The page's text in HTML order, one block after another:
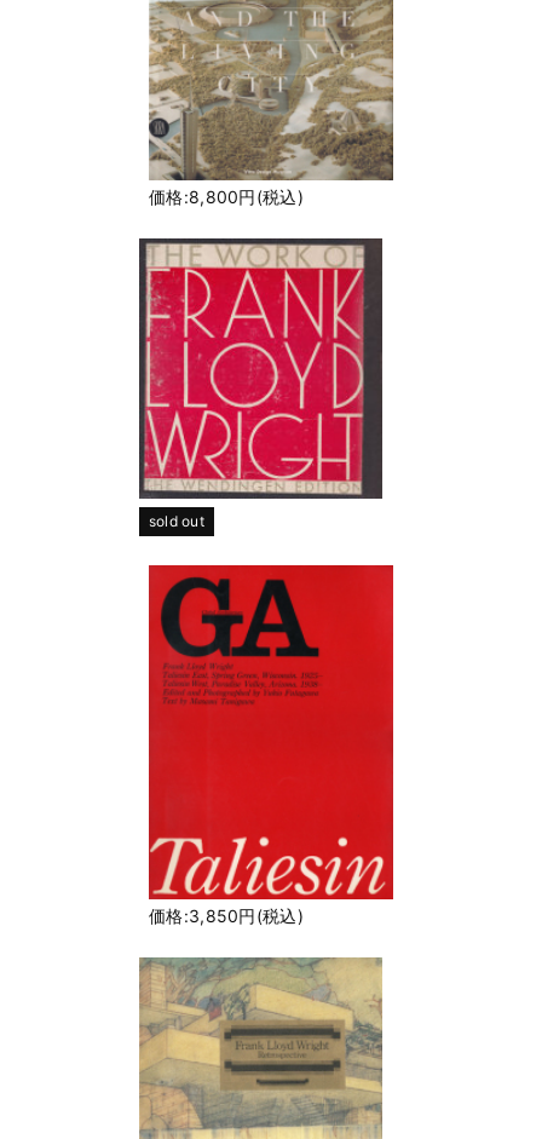
価格:8,800円(税込)
sold out
価格:3,850円(税込)